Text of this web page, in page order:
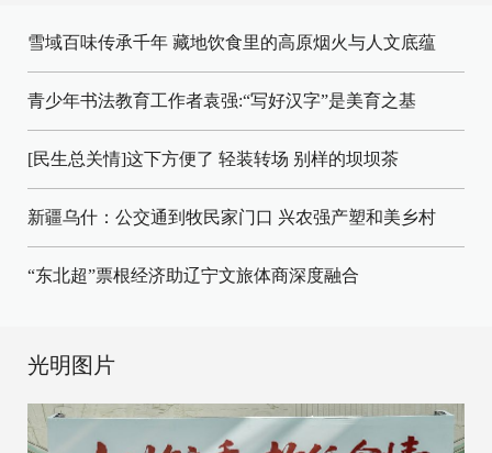
雪域百味传承千年 藏地饮食里的高原烟火与人文底蕴
青少年书法教育工作者袁强:“写好汉字”是美育之基
[民生总关情]这下方便了 轻装转场 别样的坝坝茶
新疆乌什：公交通到牧民家门口 兴农强产塑和美乡村
“东北超”票根经济助辽宁文旅体商深度融合
光明图片